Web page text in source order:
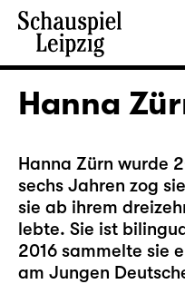
Hanna
Hanna Zürn wurde
sechs Jahren zog
sie ab ihrem
lebte. Sie ist
2016 sammelte sie
am Jungen